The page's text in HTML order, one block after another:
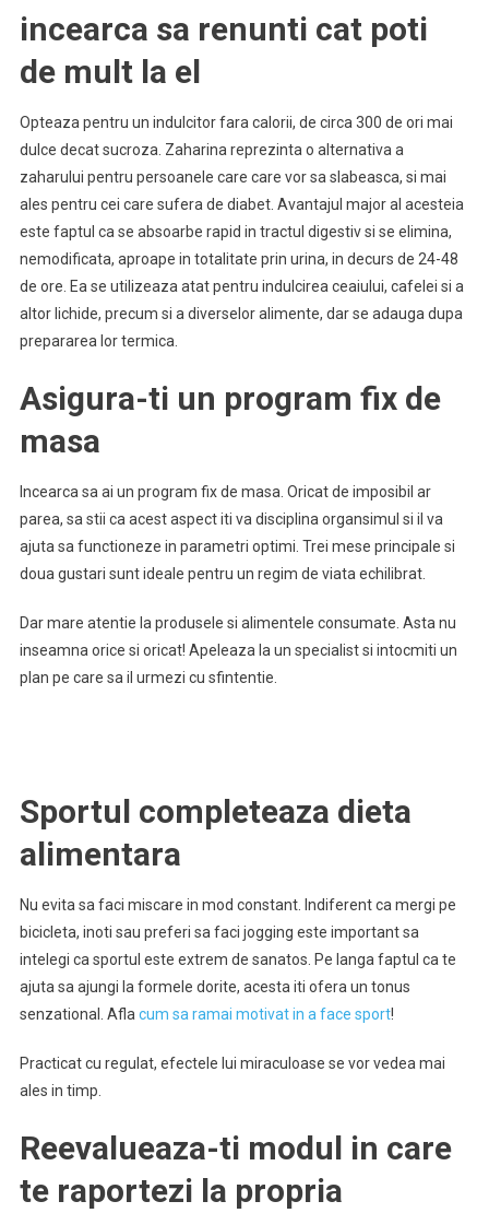
incearca sa renunti cat poti
de mult la el
Opteaza pentru un indulcitor fara calorii, de circa 300 de ori mai
dulce decat sucroza. Zaharina reprezinta o alternativa a
zaharului pentru persoanele care care vor sa slabeasca, si mai
ales pentru cei care sufera de diabet. Avantajul major al acesteia
este faptul ca se absoarbe rapid in tractul digestiv si se elimina,
nemodificata, aproape in totalitate prin urina, in decurs de 24-48
de ore. Ea se utilizeaza atat pentru indulcirea ceaiului, cafelei si a
altor lichide, precum si a diverselor alimente, dar se adauga dupa
prepararea lor termica.
Asigura-ti un program fix de
masa
Incearca sa ai un program fix de masa. Oricat de imposibil ar
parea, sa stii ca acest aspect iti va disciplina organsimul si il va
ajuta sa functioneze in parametri optimi. Trei mese principale si
doua gustari sunt ideale pentru un regim de viata echilibrat.
Dar mare atentie la produsele si alimentele consumate. Asta nu
inseamna orice si oricat! Apeleaza la un specialist si intocmiti un
plan pe care sa il urmezi cu sfintentie.
Sportul completeaza dieta
alimentara
Nu evita sa faci miscare in mod constant. Indiferent ca mergi pe
bicicleta, inoti sau preferi sa faci jogging este important sa
intelegi ca sportul este extrem de sanatos. Pe langa faptul ca te
ajuta sa ajungi la formele dorite, acesta iti ofera un tonus
senzational. Aflacum sa ramai motivat in a face sport!
Practicat cu regulat, efectele lui miraculoase se vor vedea mai
ales in timp.
Reevalueaza-ti modul in care
te raportezi la propria